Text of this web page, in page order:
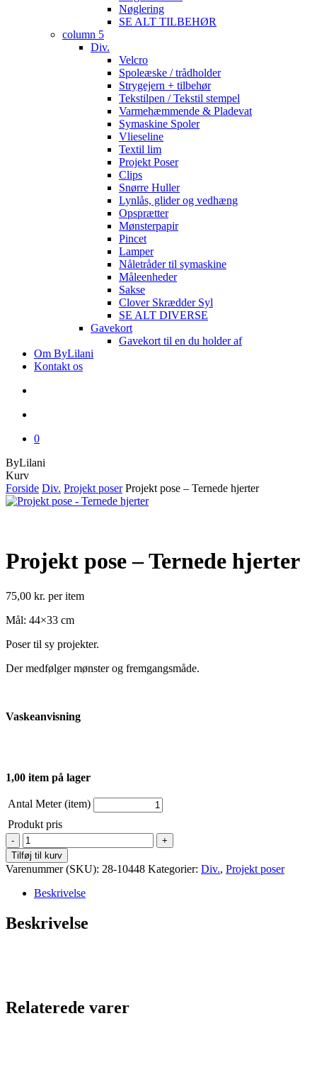
Nøglering
SE ALT TILBEHØR
column 5
Div.
Velcro
Spoleæske / trådholder
Strygejern + tilbehør
Tekstilpen / Tekstil stempel
Varmehæmmende & Pladevat
Symaskine Spoler
Vlieseline
Textil lim
Projekt Poser
Clips
Snørre Huller
Lynlås, glider og vedhæng
Opsprætter
Mønsterpapir
Pincet
Lamper
Nåletråder til symaskine
Måleenheder
Sakse
Clover Skrædder Syl
SE ALT DIVERSE
Gavekort
Gavekort til en du holder af
Om ByLilani
Kontakt os
0
ByLilani
KurvClose
Cart
Forside Div. Projekt poser Projekt pose – Ternede hjerter
Projekt pose – Ternede hjerter
75,00 kr. per item
Mål: 44×33 cm
Poser til sy projekter.
Der medfølger mønster og fremgangsmåde.
Vaskeanvisning
1,00 item på lager
Antal Meter (item)
Produkt pris
Projekt
pose
-
Ternede
hjerter
antal
Tilføj til kurv
Varenummer (SKU): 28-10448 Kategorier: Div., Projekt poser
Beskrivelse
Beskrivelse
Relaterede varer